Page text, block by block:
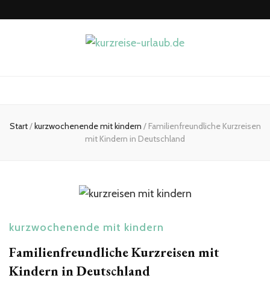
urlaub.de
Start/kurzwochenende mit kindern / Familienfreundliche Kurzreisen
mit Kindern in Deutschland
kurzwochenende mit kindern
Familienfreundliche Kurzreisen mit
Kindern in Deutschland